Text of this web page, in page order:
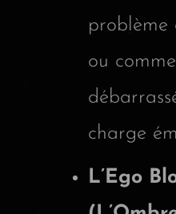
problème
ou
charge
L’Ego